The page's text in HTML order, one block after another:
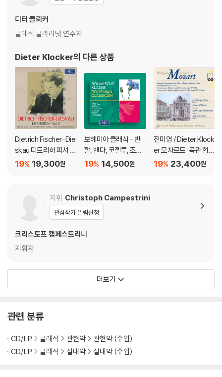
디터 클뢰커
클래식 클라리넷 연주자
Dieter Klocker의 다른 상품
Dietrich Fischer-Die
skau 디트리히 피셔 디
스카우 에디션 2집 (Lie
19,300원
19%
보헤미아 클래식 - 반
할, 벤다, 코첼루, 조베
크, 피비히, 회르스터,
cism)
14,500원
19%
전미영 / Dieter Klock
er 모차르트: 목관 협주
곡 (Mozart: Sinfonia
23,400원
19%
지휘 Christoph Campestrini
관심작가 알림신청
크리스토프 캠페스트리니
지휘자
더보기
관련 분류
CD/LP 클래식 관현악
관현악 (수입)
CD/LP
클래식 실내악 실내악 (수입)